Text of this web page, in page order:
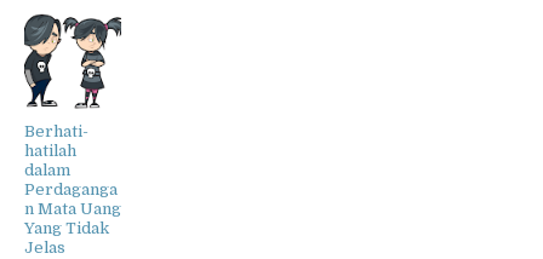
Berhati-
hatilah
dalam
Perdaganga
n Mata Uang
Yang Tidak
Jelas